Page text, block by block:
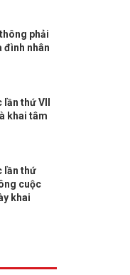
phải
đình nhân
thứ VII
khai tâm
lần thứ
cuộc
khai